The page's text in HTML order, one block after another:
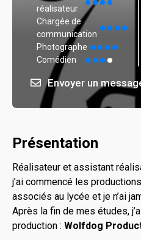
réalisateur
Chargée de
communication
Photographe
Comédien
Envoyer un
Présentation
Réalisateur et assistant
j’ai commencé les
associés au lycée et je n’ai
Après la fin de mes études,
production : Wolfdog